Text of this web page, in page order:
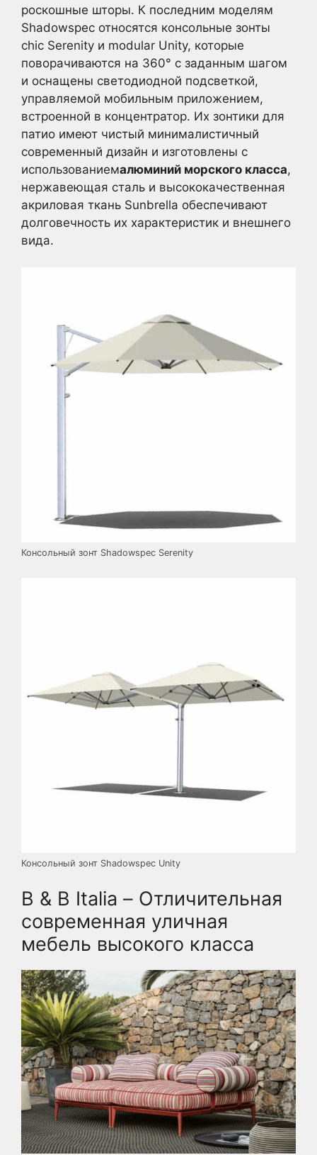
роскошные шторы. К последним моделям
Shadowspec относятся консольные зонты
chic Serenity и modular Unity, которые
поворачиваются на 360° с заданным шагом
и оснащены светодиодной подсветкой,
управляемой мобильным приложением,
встроенной в концентратор. Их зонтики для
патио имеют чистый минималистичный
современный дизайн и изготовлены с
использованиемалюминий морского класса,
нержавеющая сталь и высококачественная
акриловая ткань Sunbrella обеспечивают
долговечность их характеристик и внешнего
вида.
Консольный зонт Shadowspec Serenity
Консольный зонт Shadowspec Unity
B & B Italia – Отличительная
современная уличная
мебель высокого класса